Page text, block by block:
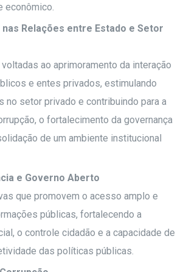
econômico.
Relações entre Estado e Setor
ao aprimoramento da interação
e entes privados, estimulando
no setor privado e contribuindo para a
o fortalecimento da governança
de um ambiente institucional
e Governo Aberto
que promovem o acesso amplo e
públicas, fortalecendo a
o controle cidadão e a capacidade de
das políticas públicas.